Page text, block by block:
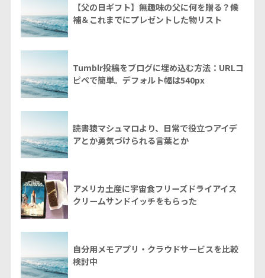
【父の日ギフト】無趣味の父に何を贈る？候
補＆これまでにプレゼントした物リスト
Tumblr投稿をブログに埋め込む方法：URLコ
ピペで簡単。デフォルト幅は540px
読書猿マシュマロより、日常で役立つアイデ
アとか勇気づけられる言葉とか
アメリカ土産に宇宙食フリーズドライアイス
クリームサンドイッチをもらった
自分用メモアプリ・クラウドサービスを比較
検討中